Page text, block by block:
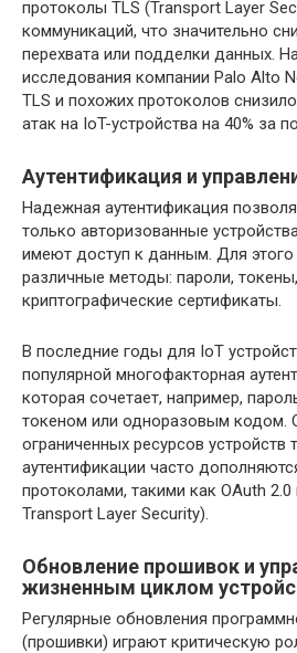
протоколы TLS (Transport Layer
коммуникаций, что значительно
перехвата или подделки данных.
исследования компании Palo Alto
TLS и похожих протоколов
атак на IoT-устройства на 40% за
Аутентификация и
Надежная аутентификация
только авторизованные
имеют доступ к данным. Для этого
различные методы: пароли,
криптографические сертификаты.
В последние годы для IoT
популярной многофакторная
которая сочетает, например,
токеном или одноразовым кодом.
ограниченных ресурсов
аутентификации часто
протоколами, такими как OAuth 2.0
Transport Layer Security).
Обновление прошивок и
жизненным циклом
Регулярные обновления
(прошивки) играют критическую